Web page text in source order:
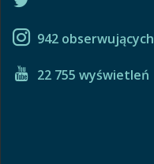
942 obserwujących
22 755 wyświetleń